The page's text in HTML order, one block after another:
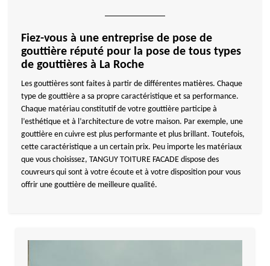
Fiez-vous à une entreprise de pose de
gouttière réputé pour la pose de tous types
de gouttières à La Roche
Les gouttières sont faites à partir de différentes matières. Chaque
type de gouttière a sa propre caractéristique et sa performance.
Chaque matériau constitutif de votre gouttière participe à
l’esthétique et à l’architecture de votre maison. Par exemple, une
gouttière en cuivre est plus performante et plus brillant. Toutefois,
cette caractéristique a un certain prix. Peu importe les matériaux
que vous choisissez, TANGUY TOITURE FACADE dispose des
couvreurs qui sont à votre écoute et à votre disposition pour vous
offrir une gouttière de meilleure qualité.